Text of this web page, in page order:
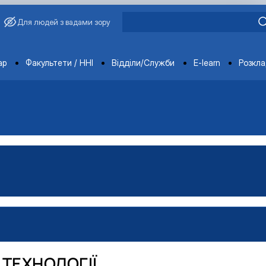
Для людей з вадами зору
Факультети / ННІ Відділи/Служби E-learn